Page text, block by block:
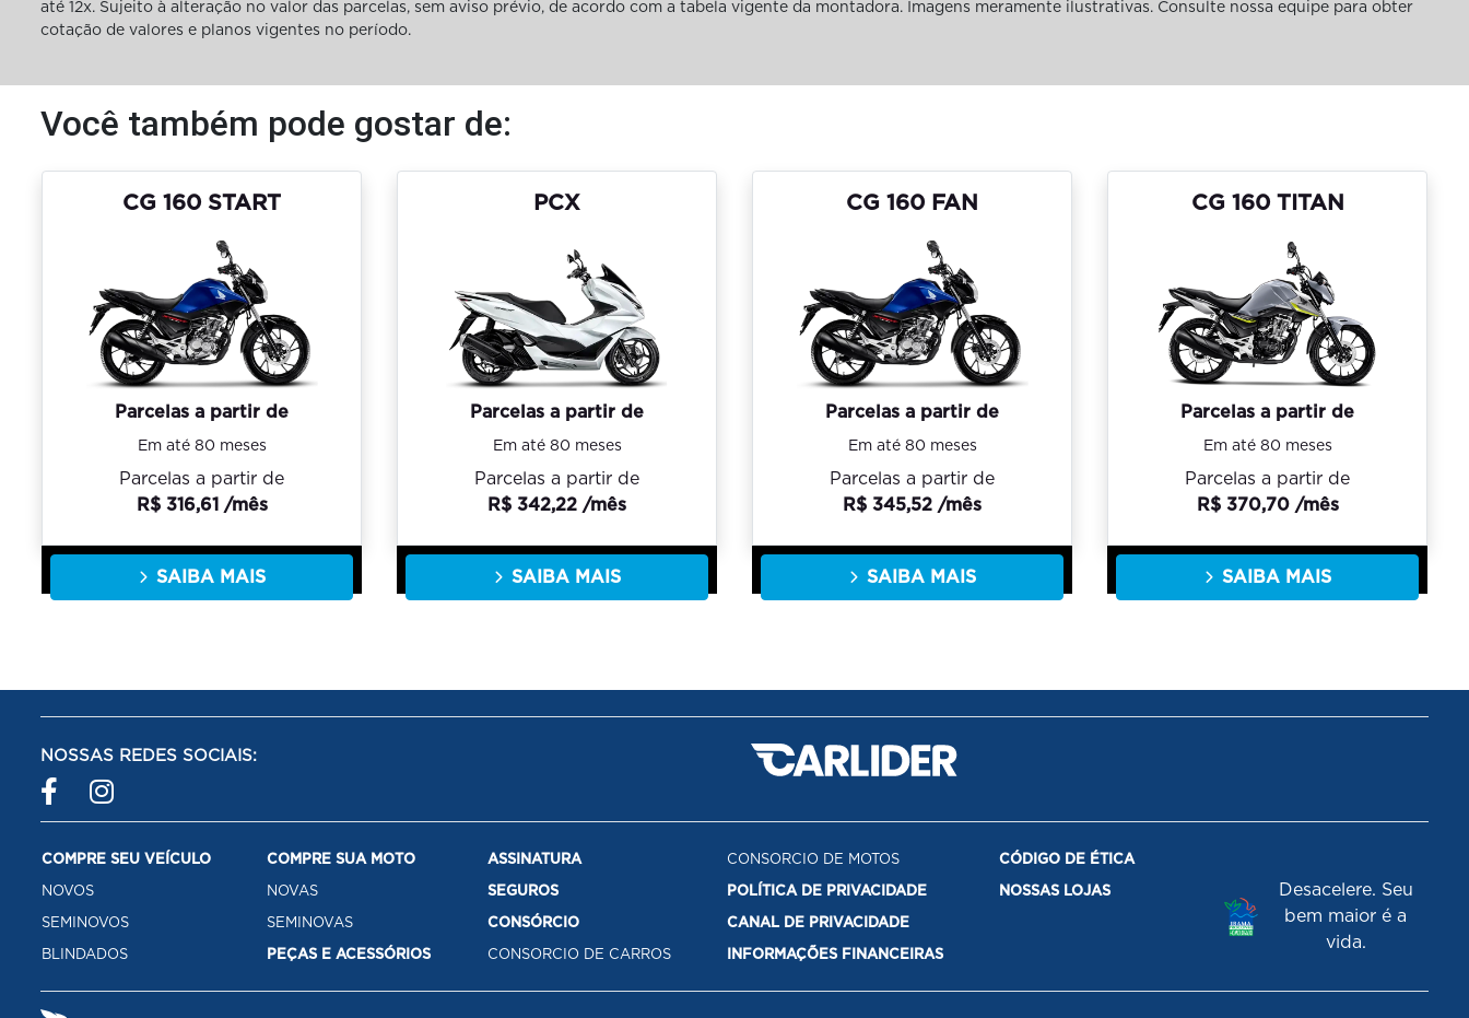
até 12x. Sujeito à alteração no valor das parcelas, sem aviso prévio, de acordo com a tabela vigente da montadora. Imagens meramente ilustrativas. Consulte nossa equipe para obter
cotação de valores e planos vigentes no período.
Você também pode gostar de:
CG 160 START
Parcelas a partir de
Em até 80 meses
Parcelas a partir de
R$ 316,61 /mês
SAIBA MAIS
PCX
Parcelas a partir de
Em até 80 meses
Parcelas a partir de
R$ 342,22 /mês
SAIBA MAIS
CG 160 FAN
Parcelas a partir de
Em até 80 meses
Parcelas a partir de
R$ 345,52 /mês
SAIBA MAIS
CG 160 TITAN
Parcelas a partir de
Em até 80 meses
Parcelas a partir de
R$ 370,70 /mês
SAIBA MAIS
NOSSAS REDES SOCIAIS:
COMPRE SEU VEÍCULO
NOVOS
SEMINOVOS
BLINDADOS
COMPRE SUA MOTO
NOVAS
SEMINOVAS
PEÇAS E ACESSÓRIOS
ASSINATURA
SEGUROS
CONSÓRCIO
CONSORCIO DE CARROS
CONSORCIO DE MOTOS
POLÍTICA DE PRIVACIDADE
CANAL DE PRIVACIDADE
INFORMAÇÕES FINANCEIRAS
CÓDIGO DE ÉTICA
NOSSAS LOJAS
Desacelere. Seu
bem maior é a
vida.